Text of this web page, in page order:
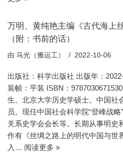
万明、黄纯艳主编《古代海上
（附：书前的话）
由 马光（搬运工） 2022-10-06
出版社：科学出版社 出版年：
装帧：平装 ISBN：
生。北京大学历史学硕士。中国社
员。现任中国社会科学院“登峰战
关系史学会会长等。长期从事明史
作有《丝绸之路上的明代中国与世
入… 阅读更多 »